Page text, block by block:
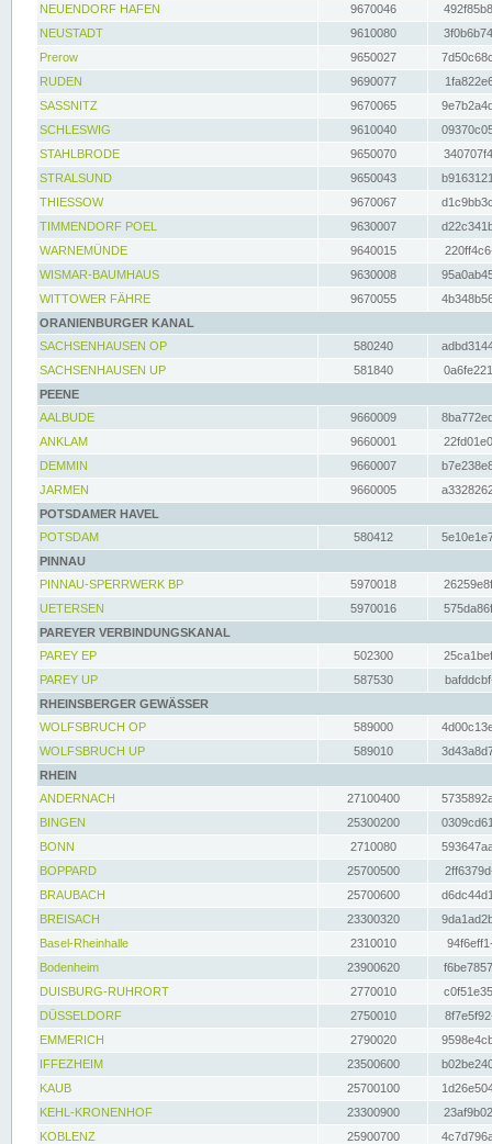
NEUENDORF HAFEN
9670046
NEUSTADT
9610080
Prerow
9650027
RUDEN
9690077
SASSNITZ
9670065
SCHLESWIG
9610040
STAHLBRODE
9650070
STRALSUND
9650043
THIESSOW
9670067
TIMMENDORF POEL
9630007
WARNEMÜNDE
9640015
WISMAR-BAUMHAUS
9630008
WITTOWER FÄHRE
9670055
ORANIENBURGER KANAL
SACHSENHAUSEN OP
580240
SACHSENHAUSEN UP
581840
PEENE
AALBUDE
9660009
ANKLAM
9660001
DEMMIN
9660007
JARMEN
9660005
POTSDAMER HAVEL
POTSDAM
580412
PINNAU
PINNAU-SPERRWERK BP
5970018
UETERSEN
5970016
PAREYER VERBINDUNGSKANAL
PAREY EP
502300
PAREY UP
587530
RHEINSBERGER GEWÄSSER
WOLFSBRUCH OP
589000
WOLFSBRUCH UP
589010
RHEIN
ANDERNACH
27100400
BINGEN
25300200
BONN
2710080
BOPPARD
25700500
BRAUBACH
25700600
BREISACH
23300320
Basel-Rheinhalle
2310010
Bodenheim
23900620
DUISBURG-RUHRORT
2770010
DÜSSELDORF
2750010
EMMERICH
2790020
IFFEZHEIM
23500600
KAUB
25700100
KEHL-KRONENHOF
23300900
KOBLENZ
25900700